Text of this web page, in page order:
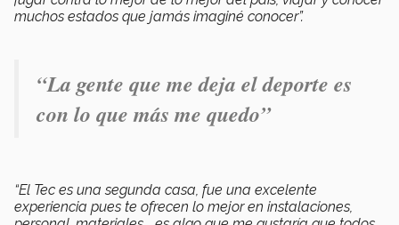
muchos estados que jamás imaginé conocer”.
“La gente que me deja el deporte es
con lo que más me quedo”
“El Tec es una segunda casa, fue una excelente
experiencia pues te ofrecen lo mejor en instalaciones,